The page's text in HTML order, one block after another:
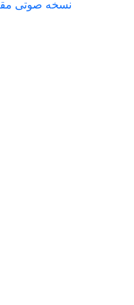
نسخه صوتی